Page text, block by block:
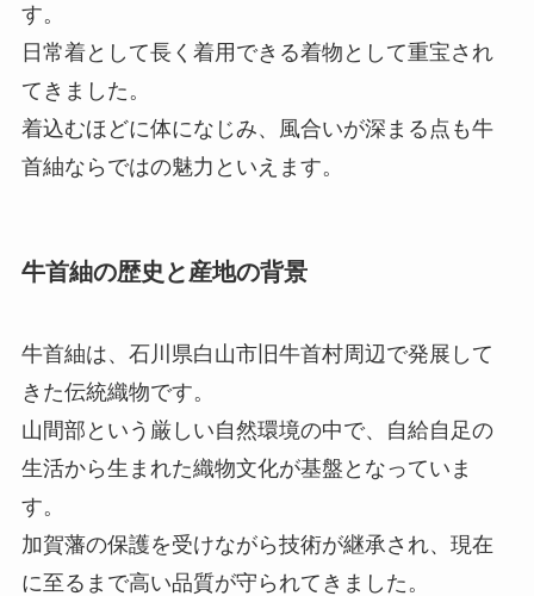
す。
日常着として長く着用できる着物として重宝され
てきました。
着込むほどに体になじみ、風合いが深まる点も牛
首紬ならではの魅力といえます。
牛首紬の歴史と産地の背景
牛首紬は、石川県白山市旧牛首村周辺で発展して
きた伝統織物です。
山間部という厳しい自然環境の中で、自給自足の
生活から生まれた織物文化が基盤となっていま
す。
加賀藩の保護を受けながら技術が継承され、現在
に至るまで高い品質が守られてきました。